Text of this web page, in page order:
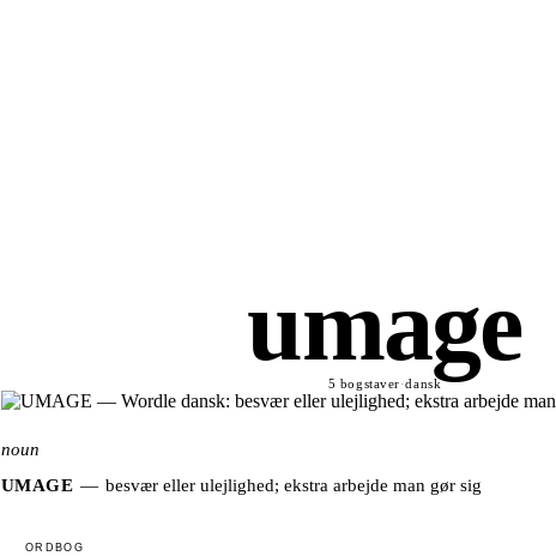
umage
5 bogstaver·dansk
noun
UMAGE — besvær eller ulejlighed; ekstra arbejde man gør sig
ORDBOG